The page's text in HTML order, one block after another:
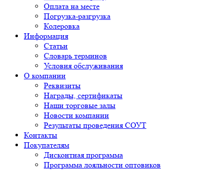
Оплата на месте
Погрузка-разгрузка
Колеровка
Информация
Статьи
Словарь терминов
Условия обслуживания
О компании
Реквизиты
Награды, сертификаты
Наши торговые залы
Новости компании
Результаты проведения СОУТ
Контакты
Покупателям
Дисконтная программа
Программа лояльности оптовиков